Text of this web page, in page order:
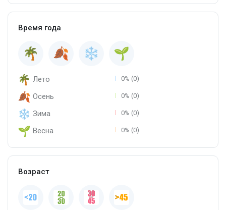
Время года
Лето 0% (0)
Осень 0% (0)
Зима 0% (0)
Весна 0% (0)
Возраст